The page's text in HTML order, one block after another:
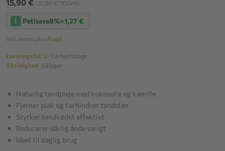
15,90 € (31,80 €/100ml)
Petisave8%=1,27 €
inkl. moms plus Fragt
Leveringstid : 2-3 arbejdsdage
Til rådighed : på lager
Naturlig tandpleje med kokosolie og kamille
Fjerner plak og forhindrer tandsten
Styrker tandkødet effektivt
Reducerer dårlig ånde varigt
Ideel til daglig brug